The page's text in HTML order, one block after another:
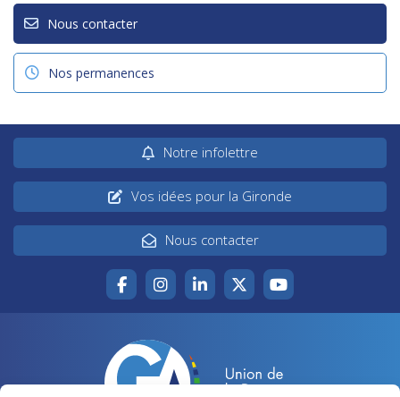
Nous contacter
Nos permanences
Notre infolettre
Vos idées pour la Gironde
Nous contacter